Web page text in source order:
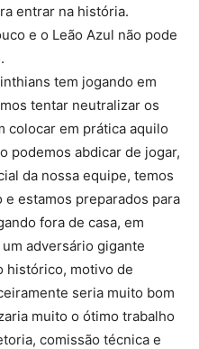
entrar na história.
e o Leão Azul não pode
tem jogando em
tentar neutralizar os
colocar em prática aquilo
podemos abdicar de jogar,
da nossa equipe, temos
estamos preparados para
fora de casa, em
adversário gigante
histórico, motivo de
seria muito bom
muito o ótimo trabalho
comissão técnica e